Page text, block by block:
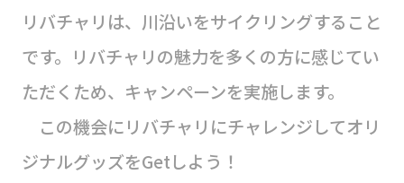
リバチャリは、川沿いをサイクリングすること
です。リバチャリの魅力を多くの方に感じてい
ただくため、キャンペーンを実施します。
この機会にリバチャリにチャレンジしてオリ
ジナルグッズをGetしよう！